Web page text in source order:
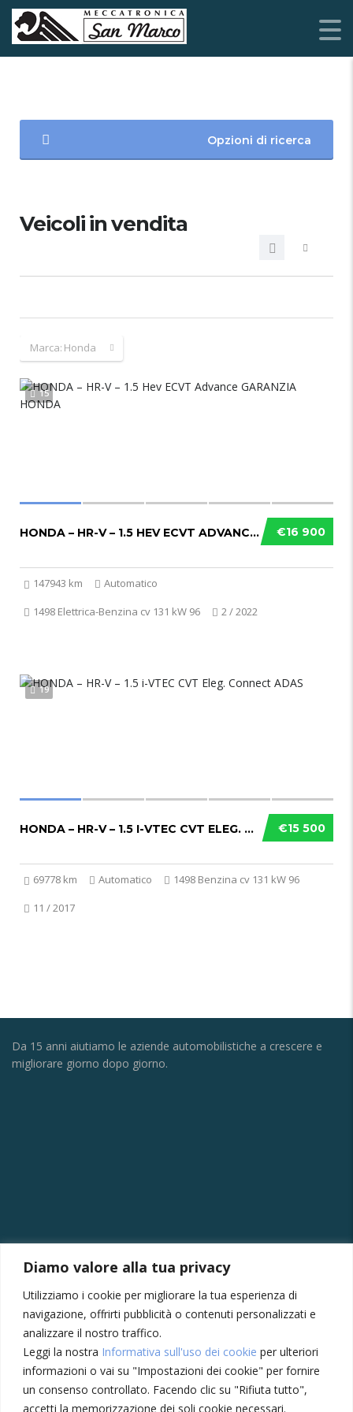
Diamo valore alla tua privacy
Utilizziamo i cookie per migliorare la tua esperienza di
navigazione, offrirti pubblicità o contenuti personalizzati e
analizzare il nostro traffico.
Leggi la nostra Informativa sull'uso dei cookie per ulteriori
informazioni o vai su "Impostazioni dei cookie" per fornire
un consenso controllato. Facendo clic su "Rifiuta tutto",
accetti la memorizzazione dei soli cookie necessari.
Opzioni di ricerca
Veicoli in vendita
Marca: Honda
15
€16 900
HONDA – HR-V – 1.5 HEV ECVT ADVANCE GARANZIA HONDA
147943 km
Automatico
1498 Elettrica-Benzina cv 131 kW 96
2 / 2022
19
€15 500
HONDA – HR-V – 1.5 I-VTEC CVT ELEG. CONNECT ADAS
69778 km Automatico
1498 Benzina cv 131 kW 96
11 / 2017
Da 15 anni aiutiamo le aziende automobilistiche a crescere e
migliorare giorno dopo giorno.
CONTATTI
+39 041430239
+39 3355410024
amministrazione@meccatronicasanmarco.it
Lun - Ven: 8:30 - 12:30, 14:00 - 18:30
Sabato: 8:30 - 12:30